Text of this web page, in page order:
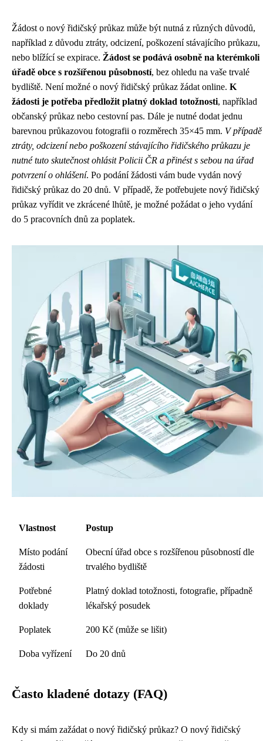
Žádost o nový řidičský průkaz může být nutná z různých důvodů,
například z důvodu ztráty, odcizení, poškození stávajícího průkazu,
nebo blížící se expirace. Žádost se podává osobně na kterémkoli
úřadě obce s rozšířenou působností, bez ohledu na vaše trvalé
bydliště. Není možné o nový řidičský průkaz žádat online. K
žádosti je potřeba předložit platný doklad totožnosti, například
občanský průkaz nebo cestovní pas. Dále je nutné dodat jednu
barevnou průkazovou fotografii o rozměrech 35×45 mm. V případě
ztráty, odcizení nebo poškození stávajícího řidičského průkazu je
nutné tuto skutečnost ohlásit Policii ČR a přinést s sebou na úřad
potvrzení o ohlášení. Po podání žádosti vám bude vydán nový
řidičský průkaz do 20 dnů. V případě, že potřebujete nový řidičský
průkaz vyřídit ve zkrácené lhůtě, je možné požádat o jeho vydání
do 5 pracovních dnů za poplatek.
Vlastnost Postup
Místo podání
žádosti
Obecní úřad obce s rozšířenou působností dle
trvalého bydliště
Potřebné
doklady
Platný doklad totožnosti, fotografie, případně
lékařský posudek
Poplatek 200 Kč (může se lišit)
Doba vyřízení Do 20 dnů
Často kladené dotazy (FAQ)
Kdy si mám zažádat o nový řidičský průkaz? O nový řidičský